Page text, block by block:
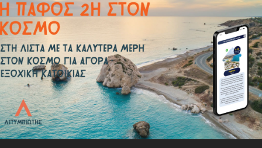
Προηγούμενο Άρθρο
Η Πάφος που ... ξεχωρίζει!